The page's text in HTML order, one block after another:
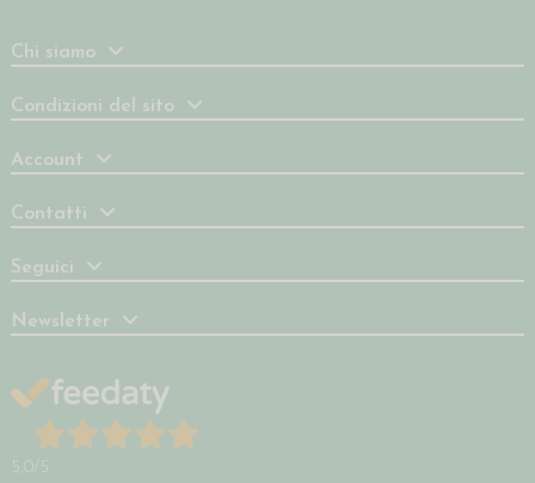
Chi siamo
Condizioni del sito
Account
Contatti
Seguici
Newsletter
5,0 /5